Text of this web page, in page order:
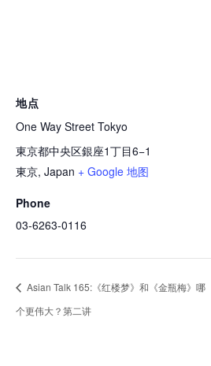
地点
One Way Street Tokyo
東京都中央区銀座1丁目6−1
東京, Japan + Google 地图
Phone
03-6263-0116
Asian Talk 165:《红楼梦》和《金瓶梅》哪
个更伟大？第二讲